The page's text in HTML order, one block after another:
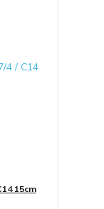
15cm